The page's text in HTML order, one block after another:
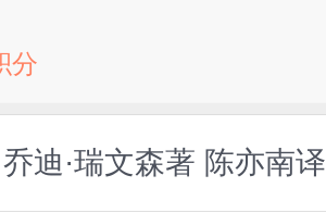
分
迪·瑞文森著 陈亦南译